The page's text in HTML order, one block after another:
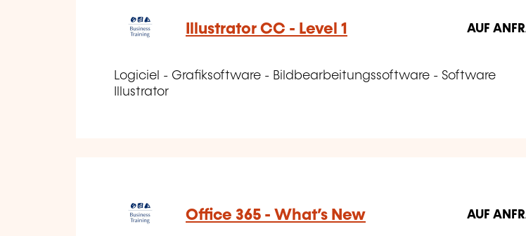
Illustrator CC - Level 1 AUF
Logiciel - Grafiksoftware - Bildbearbeitungssoftware - Software
Illustrator
Office 365 - What’s New AUF